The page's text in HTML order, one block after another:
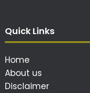
Quick Links
Home
About us
Disclaimer